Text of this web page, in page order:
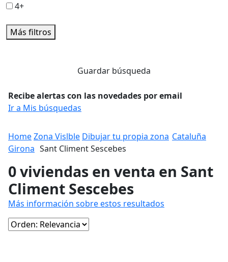
4+
Más filtros
Guardar búsqueda
Recibe alertas con las novedades por email
Ir a Mis búsquedas
HomeZona Vislble Dibujar tu propia zona Cataluña
Girona Sant Climent Sescebes
0 viviendas en venta en Sant
Climent Sescebes
Más información sobre estos resultados